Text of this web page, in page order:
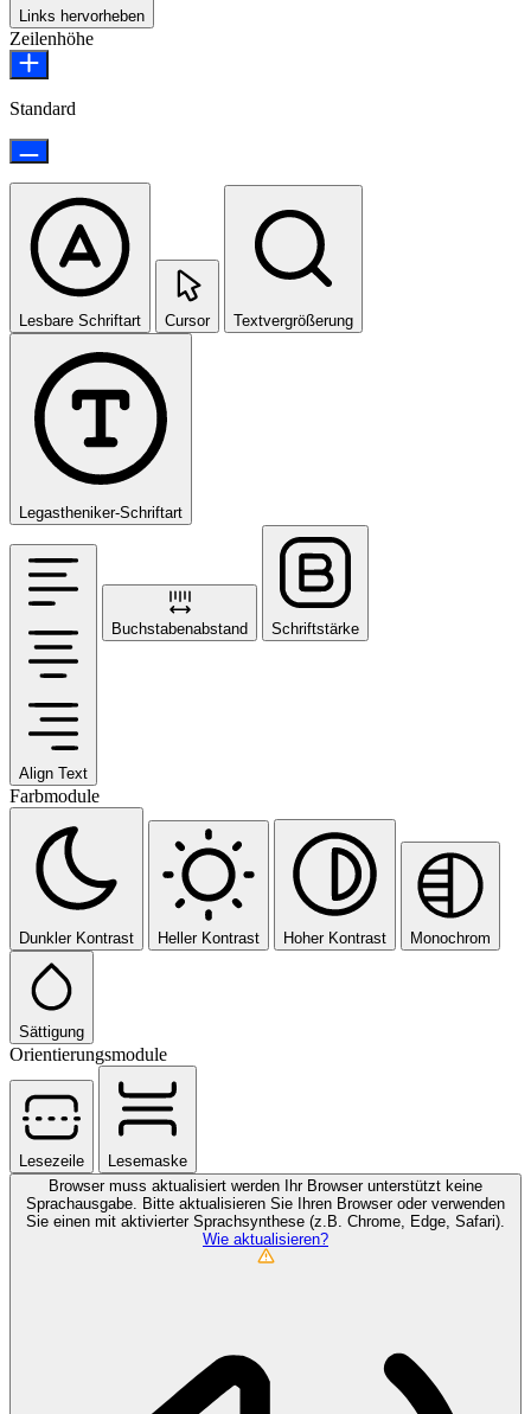
Links hervorheben
Zeilenhöhe
Standard
Lesbare Schriftart Cursor Textvergrößerung
Legastheniker-Schriftart
Align Text
Buchstabenabstand Schriftstärke
Farbmodule
Dunkler Kontrast Heller Kontrast Hoher Kontrast Monochrom
Sättigung
Orientierungsmodule
Lesezeile
Lesemaske
Browser muss aktualisiert werden Ihr Browser unterstützt keine
Sprachausgabe. Bitte aktualisieren Sie Ihren Browser oder verwenden
Sie einen mit aktivierter Sprachsynthese (z.B. Chrome, Edge, Safari).
Wie aktualisieren?